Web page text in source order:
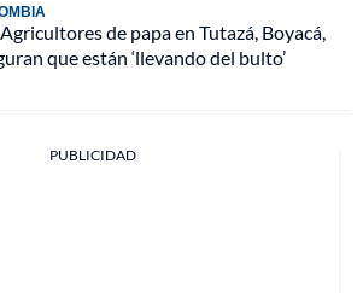
Agricultores de papa en Tutazá, Boyacá,
que están ‘llevando del bulto’
PUBLICIDAD